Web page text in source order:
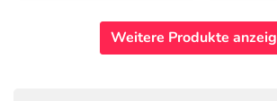
Weitere Produkte